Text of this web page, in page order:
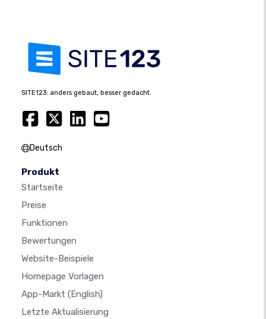
SITE123: anders gebaut, besser gedacht.
Deutsch
Produkt
Startseite
Preise
Funktionen
Bewertungen
Website-Beispiele
Homepage Vorlagen
App-Markt (English)
Letzte Aktualisierung